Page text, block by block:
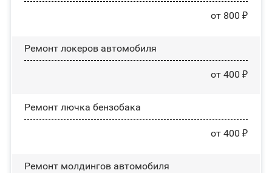
от 800 ₽
Ремонт лoĸepoв автомобиля
от 400 ₽
Ремонт лючка бензобака
от 400 ₽
Ремонт молдингов автомобиля